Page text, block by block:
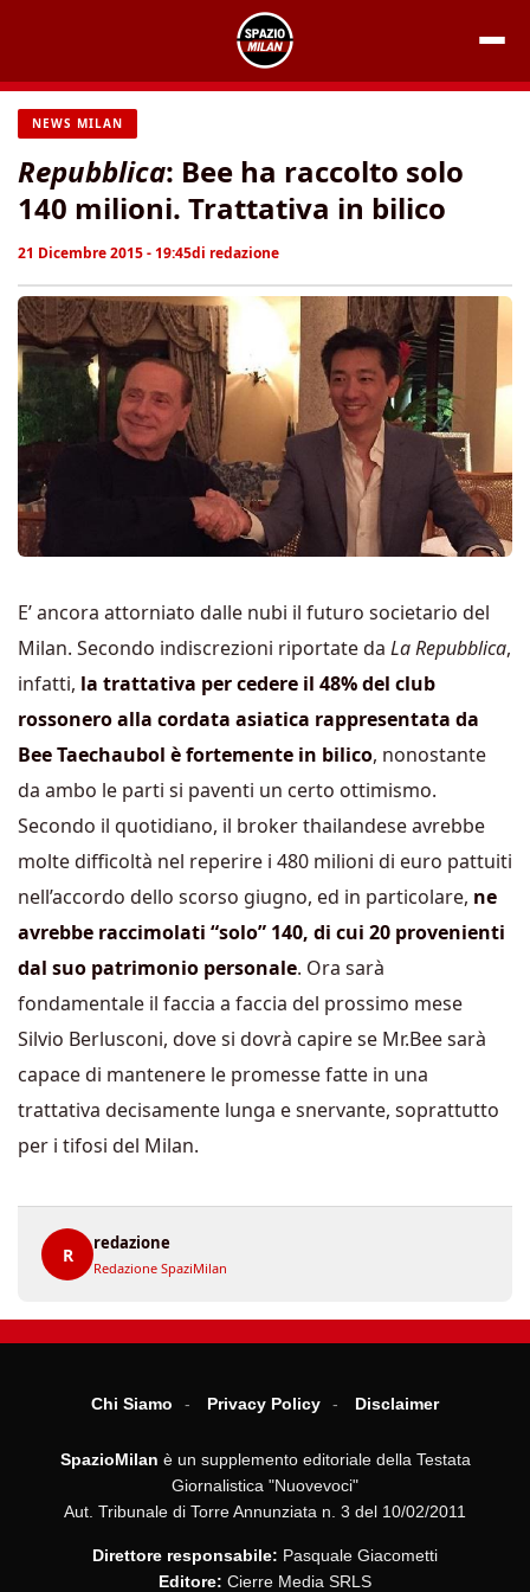
contenuto
NEWS MILAN
Repubblica: Bee ha raccolto solo
140 milioni. Trattativa in bilico
21 Dicembre 2015 - 19:45di redazione
E’ ancora attorniato dalle nubi il futuro societario del
Milan. Secondo indiscrezioni riportate da La Repubblica,
infatti, la trattativa per cedere il 48% del club
rossonero alla cordata asiatica rappresentata da
Bee Taechaubol è fortemente in bilico, nonostante
da ambo le parti si paventi un certo ottimismo.
Secondo il quotidiano, il broker thailandese avrebbe
molte difficoltà nel reperire i 480 milioni di euro pattuiti
nell’accordo dello scorso giugno, ed in particolare, ne
avrebbe raccimolati “solo” 140, di cui 20 provenienti
dal suo patrimonio personale. Ora sarà
fondamentale il faccia a faccia del prossimo mese
Silvio Berlusconi, dove si dovrà capire se Mr.Bee sarà
capace di mantenere le promesse fatte in una
trattativa decisamente lunga e snervante, soprattutto
per i tifosi del Milan.
R
redazione
Redazione SpaziMilan
Chi Siamo Privacy Policy Disclaimer
SpazioMilan è un supplemento editoriale della Testata
Giornalistica "Nuovevoci"
Aut. Tribunale di Torre Annunziata n. 3 del 10/02/2011
Direttore responsabile: Pasquale Giacometti
Editore: Cierre Media SRLS